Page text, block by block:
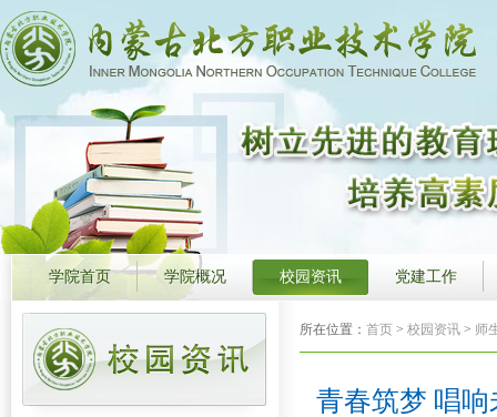
学院首页 学院概况 校园资讯 党建工作
所在位置： 首页 > 校园资讯 > 师
青春筑梦 唱